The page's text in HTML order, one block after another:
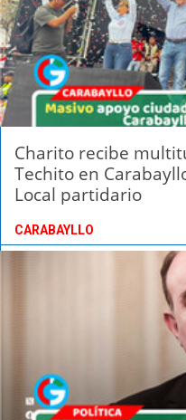
Charito recibe
Techito en
Local partidario
CARABAYLLO